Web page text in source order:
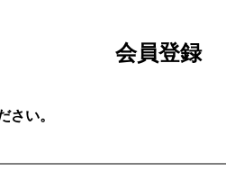
会員登録
さい。